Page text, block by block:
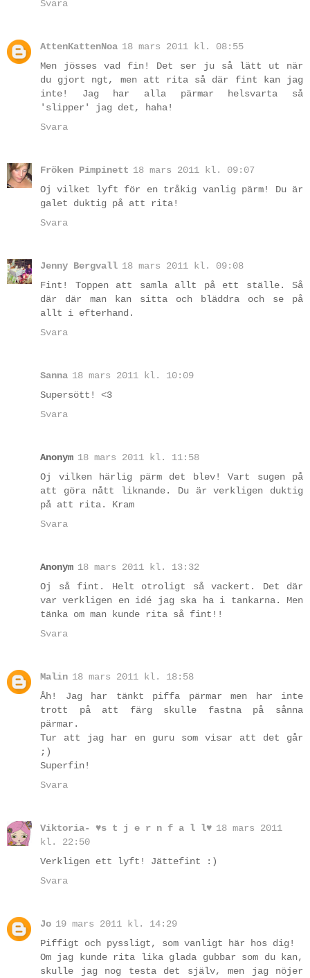
Svara
AttenKattenNoa 18 mars 2011 kl. 08:55
Men jösses vad fin! Det ser ju så lätt ut när
du gjort ngt, men att rita så där fint kan jag
inte! Jag har alla pärmar helsvarta så
'slipper' jag det, haha!
Svara
Fröken Pimpinett 18 mars 2011 kl. 09:07
Oj vilket lyft för en tråkig vanlig pärm! Du är
galet duktig på att rita!
Svara
Jenny Bergvall 18 mars 2011 kl. 09:08
Fint! Toppen att samla allt på ett ställe. Så
där där man kan sitta och bläddra och se på
allt i efterhand.
Svara
Sanna 18 mars 2011 kl. 10:09
Supersött! <3
Svara
Anonym 18 mars 2011 kl. 11:58
Oj vilken härlig pärm det blev! Vart sugen på
att göra nått liknande. Du är verkligen duktig
på att rita. Kram
Svara
Anonym 18 mars 2011 kl. 13:32
Oj så fint. Helt otroligt så vackert. Det där
var verkligen en idé jag ska ha i tankarna. Men
tänka om man kunde rita så fint!!
Svara
Malin 18 mars 2011 kl. 18:58
Åh! Jag har tänkt piffa pärmar men har inte
trott på att färg skulle fastna på sånna
pärmar.
Tur att jag har en guru som visar att det går
;)
Superfin!
Svara
Viktoria- ♥s t j e r n f a l l♥ 18 mars 2011
kl. 22:50
Verkligen ett lyft! Jättefint :)
Svara
Jo 19 mars 2011 kl. 14:29
Piffigt och pyssligt, som vanligt här hos dig!
Om jag kunde rita lika glada gubbar som du kan,
skulle jag nog testa det själv, men jag nöjer